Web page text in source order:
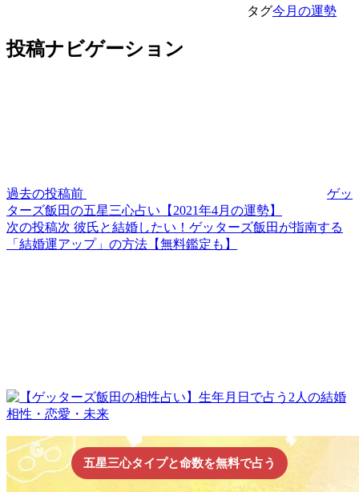
五星三心タイプと命数を無料で占う
タグ今月の運勢
投稿ナビゲーション
過去の投稿前
ゲッ
ターズ飯田の五星三心占い【2021年4月の運勢】
次の投稿次 彼氏と結婚したい！ゲッターズ飯田が指南する
「結婚運アップ」の方法【無料鑑定も】